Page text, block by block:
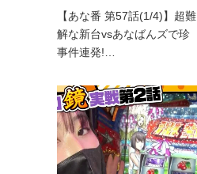
【あな番 第57話(1/4)】超難
解な新台vsあなばんズで珍
事件連発!…